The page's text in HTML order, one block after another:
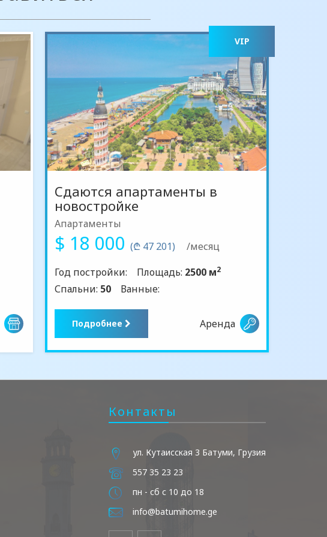
VIP
Сдаются апартаменты в
новостройке
Апартаменты
$ 18 000 (₾ 47 201)
/месяц
Год постройки:
Площадь: 2500 м2
Спальни: 50 Ванные:
Подробнее Аренда
Контакты
ул. Кутаисская 3 Батуми, Грузия
557 35 23 23
пн - сб с 10 до 18
info@batumihome.ge